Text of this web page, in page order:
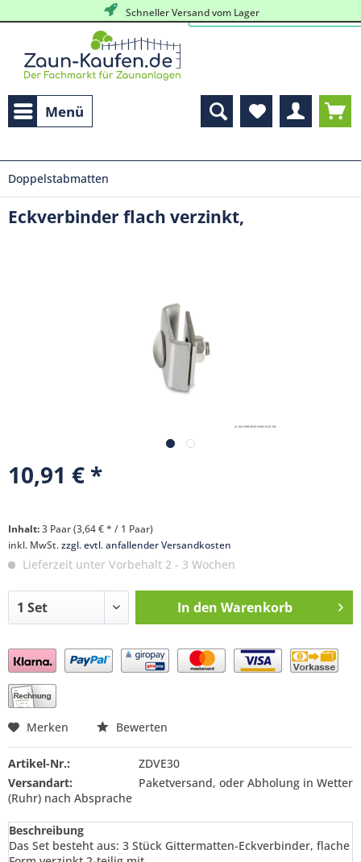
Schneller Versand vom Lager
Menü
Doppelstabmatten
Eckverbinder flach verzinkt,
10,91 € *
Inhalt:3 Paar (3,64 € * / 1 Paar)
inkl. MwSt.zzgl. evtl. anfallender Versandkosten
Lieferzeit unter Vorbehalt 2 - 3 Wochen
In den Warenkorb
Preis anfragen
Merken Bewerten
Artikel-Nr.:
ZDVE30
Versandart:
Paketversand, oder Abholung in Wetter
(Ruhr) nach Absprache
Beschreibung
Das Set besteht aus: 3 Stück Gittermatten-Eckverbinder, flache